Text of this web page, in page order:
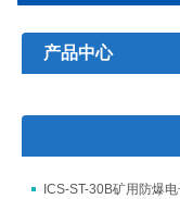
产品中心
ICS-ST-30B矿用防爆